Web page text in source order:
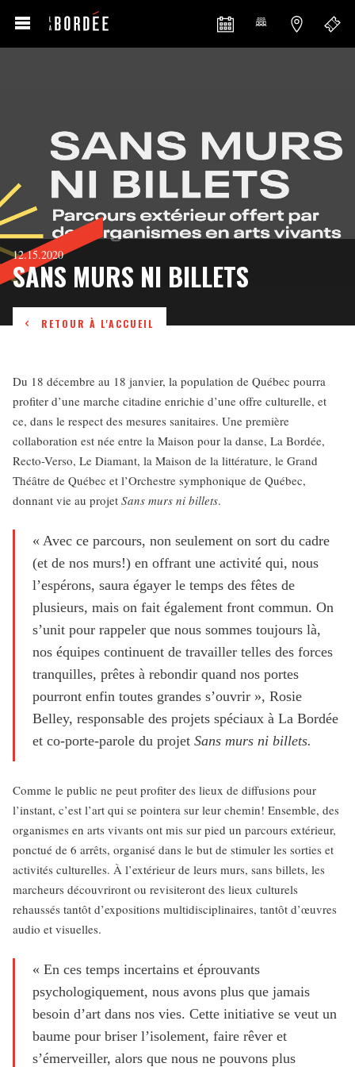
RETOUR À L'ACCUEIL
12.15.2020
SANS MURS NI BILLETS
Du 18 décembre au 18 janvier, la population de Québec pourra
profiter d’une marche citadine enrichie d’une offre culturelle, et
ce, dans le respect des mesures sanitaires. Une première
collaboration est née entre la Maison pour la danse, La Bordée,
Recto-Verso, Le Diamant, la Maison de la littérature, le Grand
Théâtre de Québec et l’Orchestre symphonique de Québec,
donnant vie au projet Sans murs ni billets.
« Avec ce parcours, non seulement on sort du cadre
(et de nos murs!) en offrant une activité qui, nous
l’espérons, saura égayer le temps des fêtes de
plusieurs, mais on fait également front commun. On
s’unit pour rappeler que nous sommes toujours là,
nos équipes continuent de travailler telles des forces
tranquilles, prêtes à rebondir quand nos portes
pourront enfin toutes grandes s’ouvrir », Rosie
Belley, responsable des projets spéciaux à La Bordée
et co-porte-parole du projet Sans murs ni billets.
Comme le public ne peut profiter des lieux de diffusions pour
l’instant, c’est l’art qui se pointera sur leur chemin! Ensemble, des
organismes en arts vivants ont mis sur pied un parcours extérieur,
ponctué de 6 arrêts, organisé dans le but de stimuler les sorties et
activités culturelles. À l’extérieur de leurs murs, sans billets, les
marcheurs découvriront ou revisiteront des lieux culturels
rehaussés tantôt d’expositions multidisciplinaires, tantôt d’œuvres
audio et visuelles.
« En ces temps incertains et éprouvants
psychologiquement, nous avons plus que jamais
besoin d’art dans nos vies. Cette initiative se veut un
baume pour briser l’isolement, faire rêver et
s’émerveiller, alors que nous ne pouvons plus